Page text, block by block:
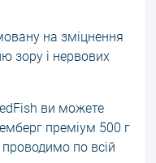
на зміцнення
зору і нервових
ви можете
преміум 500 г
по всій